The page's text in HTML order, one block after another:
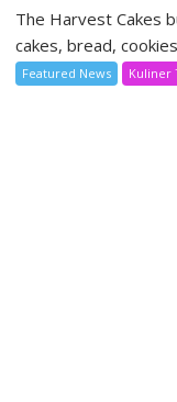
The Harvest Cakes
cakes, bread,
Featured News Kuliner